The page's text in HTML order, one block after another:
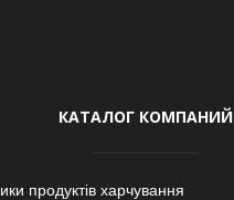
КАТАЛОГ КОМПАНИЙ
продуктів харчування